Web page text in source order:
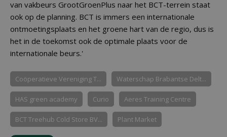
van vakbeurs GrootGroenPlus naar het BCT-terrein staat
ook op de planning. BCT is immers een internationale
ontmoetingsplaats en het groene hart van de regio, dus is
het in de toekomst ook de optimale plaats voor de
internationale beurs.'
Coöperatieve Vereniging T... Waterschap Brabantse Delt...
HAS green academy Curio Aeres Training Centre
BCT Treehub Cold Store BV... Plant Market